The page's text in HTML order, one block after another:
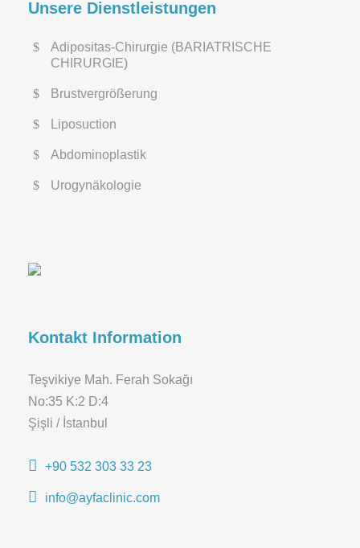
Unsere Dienstleistungen
Adipositas-Chirurgie (BARIATRISCHE
CHIRURGIE)
Brustvergrößerung
Liposuction
Abdominoplastik
Urogynäkologie
Kontakt Information
Teşvikiye Mah. Ferah Sokağı
No:35 K:2 D:4
Şişli / İstanbul
+90 532 303 33 23
info@ayfaclinic.com